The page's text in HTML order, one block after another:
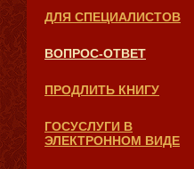
ДЛЯ СПЕЦИАЛИСТОВ
ВОПРОС-ОТВЕТ
ПРОДЛИТЬ КНИГУ
ГОСУСЛУГИ В
ЭЛЕКТРОННОМ ВИДЕ